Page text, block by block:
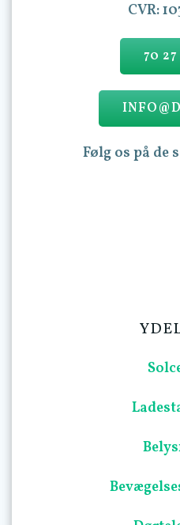
CVR:
70 27
Følg os på de